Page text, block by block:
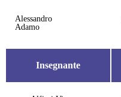
Alessandro
Adamo
Insegnante